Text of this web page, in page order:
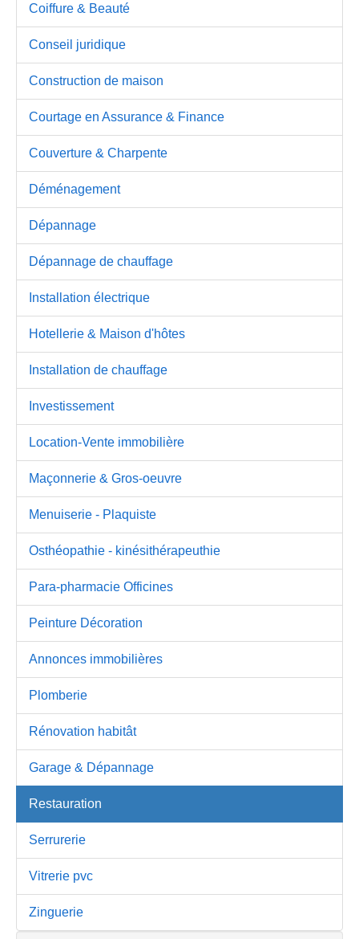
Coiffure & Beauté
Conseil juridique
Construction de maison
Courtage en Assurance & Finance
Couverture & Charpente
Déménagement
Dépannage
Dépannage de chauffage
Installation électrique
Hotellerie & Maison d'hôtes
Installation de chauffage
Investissement
Location-Vente immobilière
Maçonnerie & Gros-oeuvre
Menuiserie - Plaquiste
Osthéopathie - kinésithérapeuthie
Para-pharmacie Officines
Peinture Décoration
Annonces immobilières
Plomberie
Rénovation habitât
Garage & Dépannage
Restauration
Serrurerie
Vitrerie pvc
Zinguerie